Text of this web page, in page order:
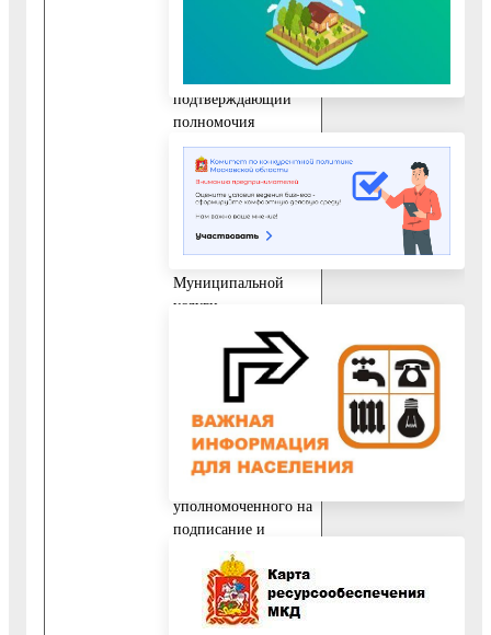
Представителя
подтверждающий
полномочия
Представителя
заявителя,
уполномоченного на
подачу документов
и получение
результата оказания
Муниципальной
услуги.
10.3. При
обращении за
Муниципальной
услуги
представителя
уполномоченного на
подписание и
подачу документов,
а также получение
результата оказания
Муниципальной